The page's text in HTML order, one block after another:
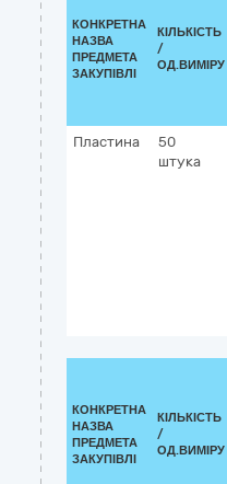
КОНКРЕТНА
НАЗВА
ПРЕДМЕТА
ЗАКУПІВЛІ
КІЛЬКІСТЬ
/
ОД.ВИМІРУ
Пластина
50
штука
КОНКРЕТНА
НАЗВА
ПРЕДМЕТА
ЗАКУПІВЛІ
КІЛЬКІСТЬ
/
ОД.ВИМІРУ